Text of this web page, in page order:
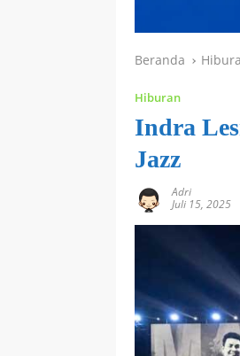
Beranda
Hiburan
Indra
Jazz
Adri
Juli 15, 2025